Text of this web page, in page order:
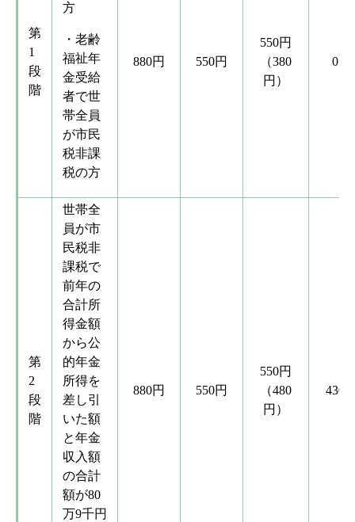
第
1
段
階
方
・老齢
福祉年
金受給
者で世
帯全員
が市民
税非課
税の方
880円 550円
550円
（380
円）
0円
第
2
段
階
世帯全
員が市
民税非
課税で
前年の
合計所
得金額
から公
的年金
所得を
差し引
いた額
と年金
収入額
の合計
額が80
万9千円
880円 550円
550円
（480
円）
430